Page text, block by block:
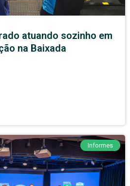
atuando sozinho em
na Baixada
Informes